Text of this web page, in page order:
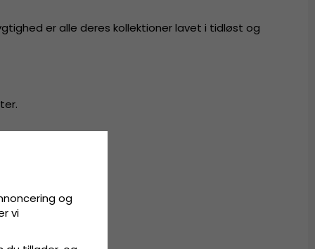
er alle deres kollektioner lavet i tidløst og
og
vi